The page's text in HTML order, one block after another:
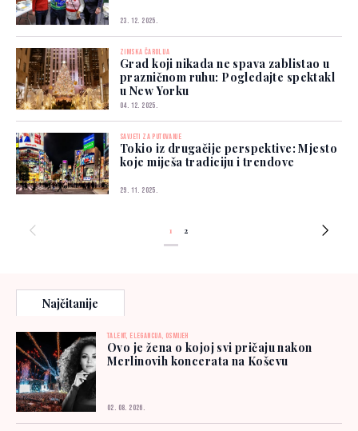
23. 12. 2025.
ZIMSKA ČAROLIJA
Grad koji nikada ne spava zablistao u
prazničnom ruhu: Pogledajte spektakl
u New Yorku
04. 12. 2025.
SAVJETI ZA PUTOVANJE
Tokio iz drugačije perspektive: Mjesto
koje miješa tradiciju i trendove
29. 11. 2025.
1 2
Najčitanije
TALENT, ELEGANCIJA, OSMIJEH
Ovo je žena o kojoj svi pričaju nakon
Merlinovih koncerata na Koševu
02. 08. 2026.